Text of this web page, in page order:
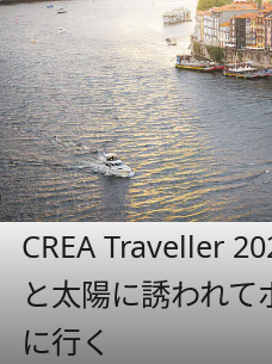
CREA Traveller
と太陽に誘われ
に行く